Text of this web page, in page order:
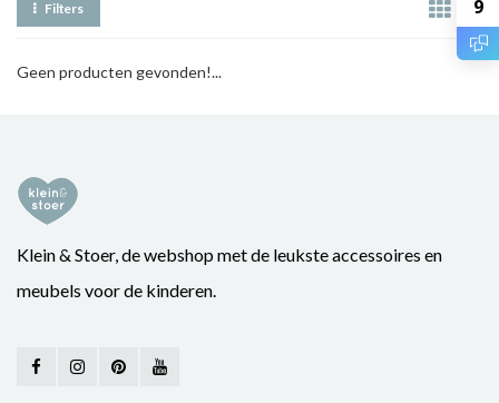
9
Filters
Geen producten gevonden!...
Klein & Stoer, de webshop met de leukste accessoires en
meubels voor de kinderen.